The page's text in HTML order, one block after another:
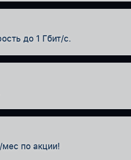
до 1 Гбит/с.
по акции!